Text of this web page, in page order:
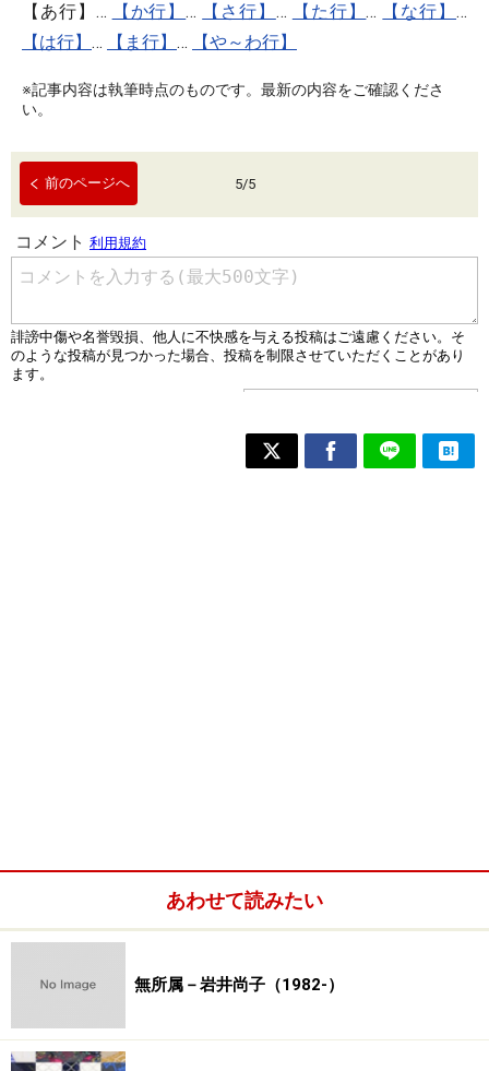
【あ行】…
【か行】… 【さ行】 … 【た行】… 【な行】…
【は行】 … 【ま行】 … 【や～わ行】
※記事内容は執筆時点のものです。最新の内容をご確認くださ
い。
前のページへ 5/5
あわせて読みたい
無所属－岩井尚子（1982-）